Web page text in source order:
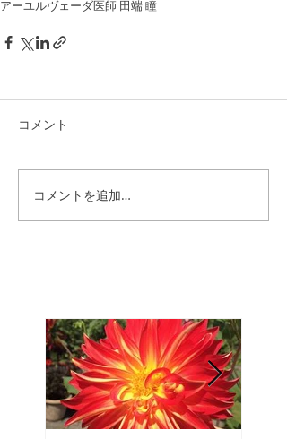
アーユルヴェーダ医師 田端 瞳
コメント
コメントを追加…